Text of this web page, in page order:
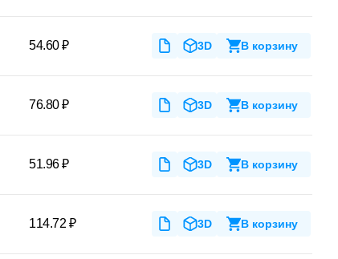
54.60 ₽ 3D В корзину
76.80 ₽ 3D В корзину
51.96 ₽ 3D В корзину
114.72 ₽ 3D В корзину